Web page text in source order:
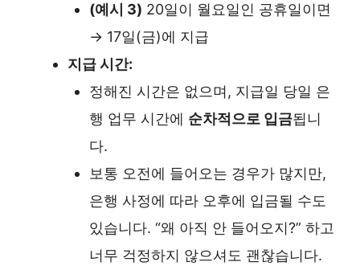
(예시 3) 20일이 월요일인 공휴일이면
→ 17일(금)에 지급
지급 시간:
정해진 시간은 없으며, 지급일 당일 은
행 업무 시간에 순차적으로 입금됩니
다.
보통 오전에 들어오는 경우가 많지만,
은행 사정에 따라 오후에 입금될 수도
있습니다. “왜 아직 안 들어오지?” 하고
너무 걱정하지 않으셔도 괜찮습니다.